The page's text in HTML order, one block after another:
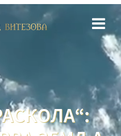
to
content